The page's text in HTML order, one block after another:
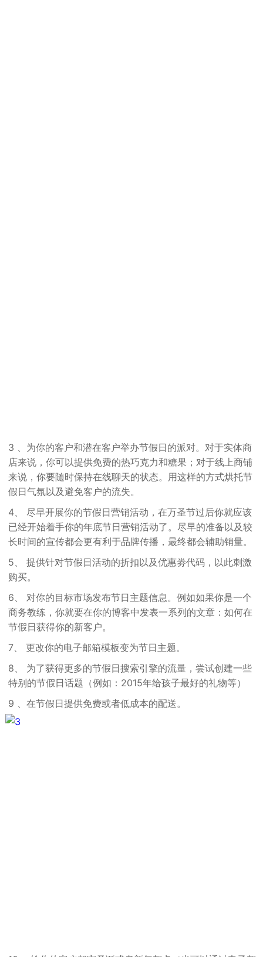
3 、为你的客户和潜在客户举办节假日的派对。对于实体商
店来说，你可以提供免费的热巧克力和糖果；对于线上商铺
来说，你要随时保持在线聊天的状态。用这样的方式烘托节
假日气氛以及避免客户的流失。
4、 尽早开展你的节假日营销活动，在万圣节过后你就应该
已经开始着手你的年底节日营销活动了。尽早的准备以及较
长时间的宣传都会更有利于品牌传播，最终都会辅助销量。
5、 提供针对节假日活动的折扣以及优惠劵代码，以此刺激
购买。
6、 对你的目标市场发布节日主题信息。例如如果你是一个
商务教练，你就要在你的博客中发表一系列的文章：如何在
节假日获得你的新客户。
7、 更改你的电子邮箱模板变为节日主题。
8、 为了获得更多的节假日搜索引擎的流量，尝试创建一些
特别的节假日话题（例如：2015年给孩子最好的礼物等）
9 、在节假日提供免费或者低成本的配送。